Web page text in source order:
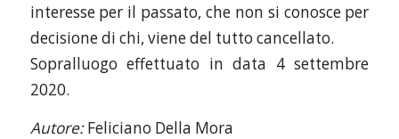
interesse per il passato, che non si conosce per
decisione di chi, viene del tutto cancellato.
Sopralluogo effettuato in data 4 settembre
2020.
Autore:Feliciano Della Mora